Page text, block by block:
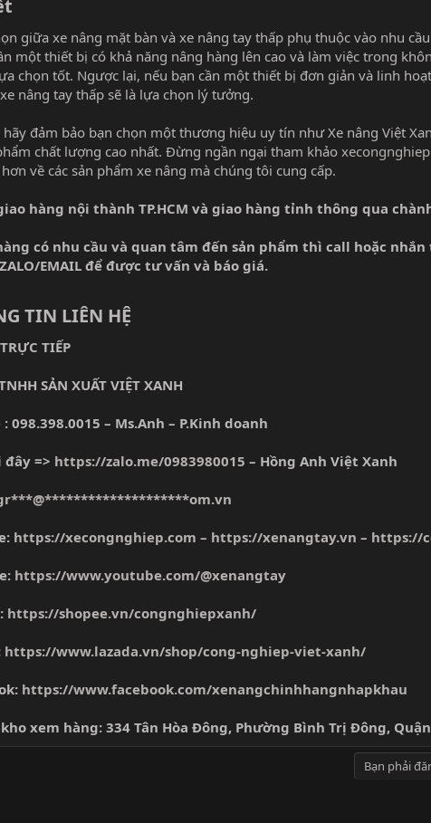
giữa xe nâng mặt bàn và xe nâng tay thấp phụ thuộc vào nhu
một thiết bị có khả năng nâng hàng lên cao và làm việc trong
chọn tốt. Ngược lại, nếu bạn cần một thiết bị đơn giản và linh
nâng tay thấp sẽ là lựa chọn lý tưởng.
hãy đảm bảo bạn chọn một thương hiệu uy tín như Xe nâng Việt
chất lượng cao nhất. Đừng ngần ngại tham khảo
về các sản phẩm xe nâng mà chúng tôi cung cấp.
hàng nội thành TP.HCM và giao hàng tỉnh thông qua
có nhu cầu và quan tâm đến sản phẩm thì call hoặc nhắn
EMAIL để được tư vấn và báo giá.
TIN LIÊN HỆ
TIẾP
SẢN XUẤT VIỆT XANH
098.398.0015 – Ms.Anh – P.Kinh doanh
đây => https://zalo.me/0983980015 – Hồng Anh Việt Xanh
https://xecongnghiep.com – https://xenangtay.vn – https://
https://www.youtube.com/@xenangtay
https://shopee.vn/congnghiepxanh/
https://www.lazada.vn/shop/cong-nghiep-viet-xanh/
https://www.facebook.com/xenangchinhhangnhapkhau
xem hàng: 334 Tân Hòa Đông, Phường Bình Trị Đông, Quận
Bạn phải